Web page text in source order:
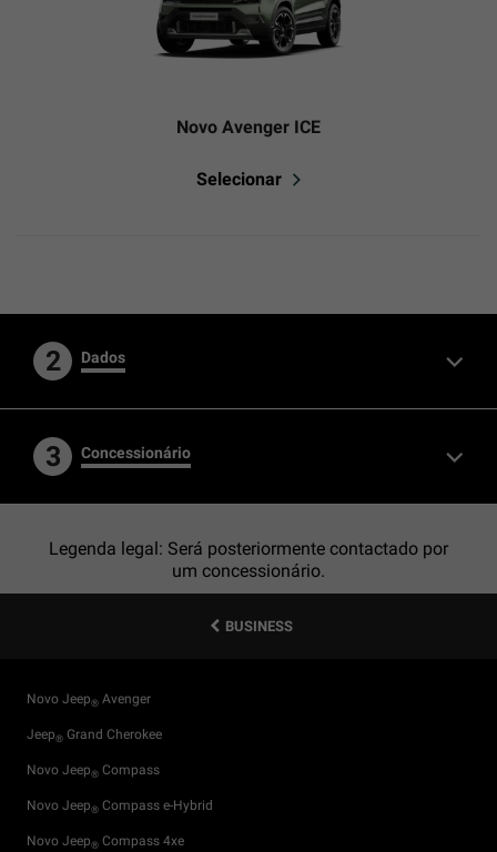
Novo Avenger ICE
Selecionar
2 Dados
3 Concessionário
Legenda legal: Será posteriormente contactado por
um concessionário.
BUSINESS
Novo Jeep® Avenger
Jeep® Grand Cherokee
Novo Jeep® Compass
Novo Jeep® Compass e-Hybrid
Novo Jeep® Compass 4xe